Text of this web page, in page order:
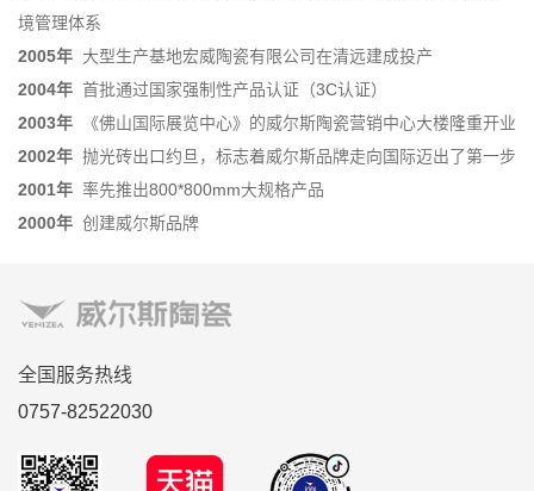
境管理体系
2005年 大型生产基地宏威陶瓷有限公司在清远建成投产
2004年 首批通过国家强制性产品认证（3C认证）
2003年
《佛山国际展览中心》的威尔斯陶瓷营销中心大楼隆重开业
2002年 抛光砖出口约旦，标志着威尔斯品牌走向国际迈出了第一步
2001年 率先推出800*800mm大规格产品
2000年 创建威尔斯品牌
全国服务热线
0757-82522030